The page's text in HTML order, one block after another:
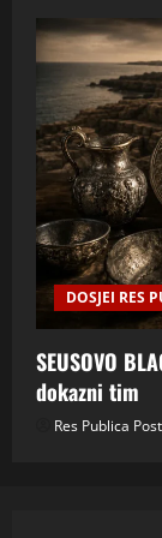
DOSJEI RES
SEUSOVO
dokazni tim
Res Publica Post